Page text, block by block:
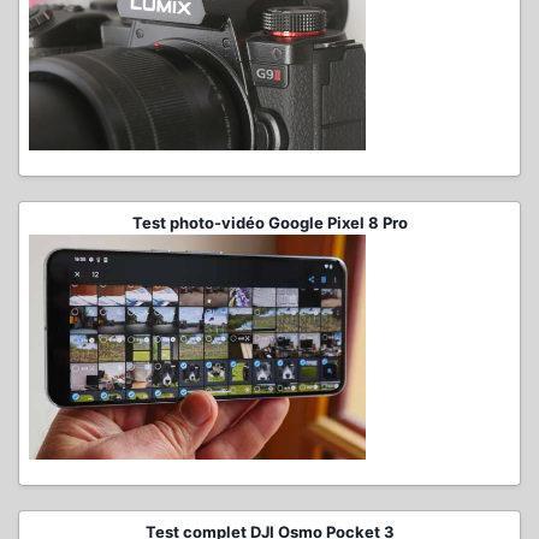
Test photo-vidéo Google Pixel 8 Pro
Test complet DJI Osmo Pocket 3